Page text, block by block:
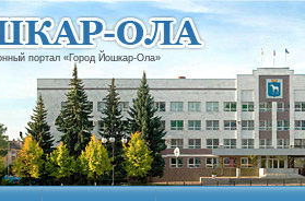
портал «Город Йошкар-Ола»